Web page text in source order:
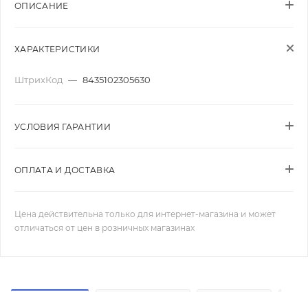
ОПИСАНИЕ
ХАРАКТЕРИСТИКИ
ШтрихКод — 8435102305630
УСЛОВИЯ ГАРАНТИИ
ОПЛАТА И ДОСТАВКА
Цена действительна только для интернет-магазина и может
отличаться от цен в розничных магазинах